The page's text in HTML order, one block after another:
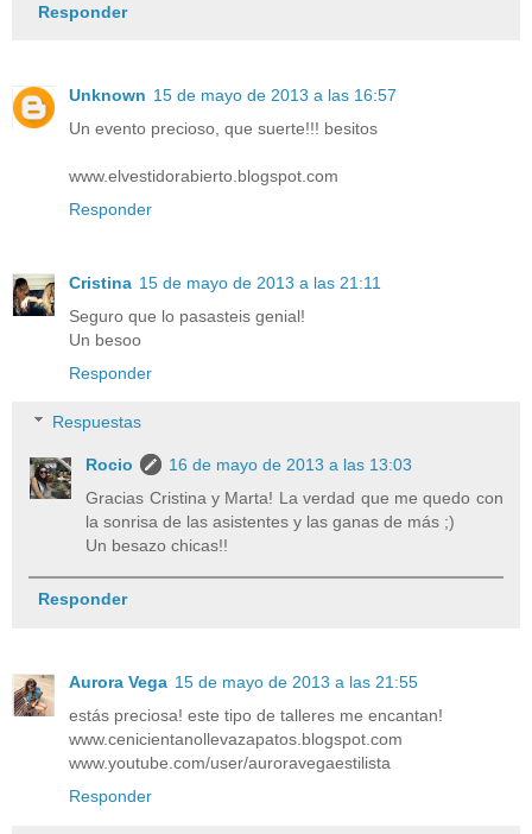
Responder
Unknown 15 de mayo de 2013 a las 16:57
Un evento precioso, que suerte!!! besitos
www.elvestidorabierto.blogspot.com
Responder
Cristina 15 de mayo de 2013 a las 21:11
Seguro que lo pasasteis genial!
Un besoo
Responder
Respuestas
Rocio
16 de mayo de 2013 a las 13:03
Gracias Cristina y Marta! La verdad que me quedo con
la sonrisa de las asistentes y las ganas de más ;)
Un besazo chicas!!
Responder
Aurora Vega 15 de mayo de 2013 a las 21:55
estás preciosa! este tipo de talleres me encantan!
www.cenicientanollevazapatos.blogspot.com
www.youtube.com/user/auroravegaestilista
Responder